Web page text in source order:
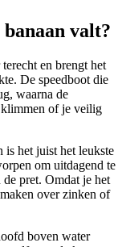
valt?
en brengt het
De speedboot die
waarna de
klimmen of je veilig
het juist het leukste
om uitdagend te
pret. Omdat je het
over zinken of
boven water